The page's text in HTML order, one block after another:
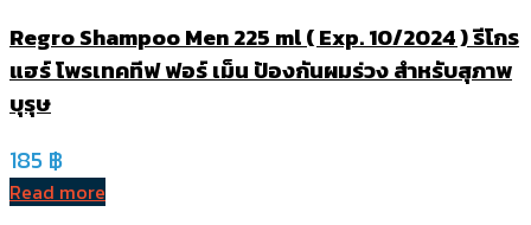
Regro Shampoo Men 225 ml ( Exp. 10/2024 ) รีโกร
แฮร์ โพรเทคทีฟ ฟอร์ เม็น ป้องกันผมร่วง สำหรับสุภาพ
บุรุษ
185 ฿
Read more